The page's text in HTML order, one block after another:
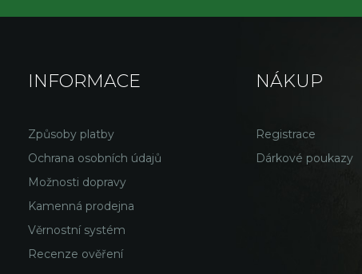
INFORMACE
Způsoby platby
Ochrana osobních údajů
Možnosti dopravy
Kamenná prodejna
Věrnostní systém
Recenze ověření
NÁKUP
Registrace
Dárkové poukazy